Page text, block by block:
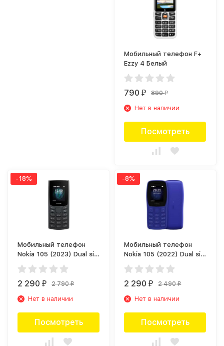
Мобильный телефон F+
Ezzy 4 Белый
790₽ 890₽
Нет в наличии
Посмотреть
-18%
Мобильный телефон
Nokia 105 (2023) Dual sim
Древесный уголь
2 290₽ 2 790₽
Нет в наличии
Посмотреть
-8%
Мобильный телефон
Nokia 105 (2022) Dual sim
Синий
2 290₽ 2 490₽
Нет в наличии
Посмотреть